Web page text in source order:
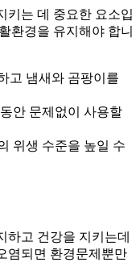
키는 데 중요한 요소입
환경을 유지해야 합니
고 냄새와 곰팡이를
안 문제없이 사용할
위생 수준을 높일 수
하고 건강을 지키는데
염되면 환경문제뿐만